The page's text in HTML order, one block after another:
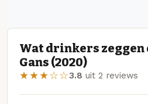
Wat drinkers zeggen
Gans (2020)
★★★☆☆3.8 uit 2 reviews